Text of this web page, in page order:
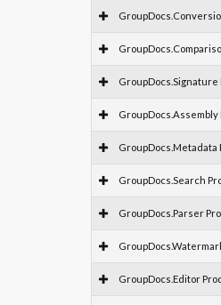
GroupDocs.Signature
GroupDocs.Assembly
GroupDocs.Metadata
GroupDocs.Search
GroupDocs.Parser
GroupDocs.Editor